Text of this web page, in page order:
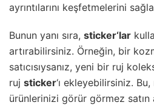
ayrıntılarını keşfetmelerini
Bunun yanı sıra, sticker‘lar
artırabilirsiniz. Örneğin, bir
satıcısıysanız, yeni bir ruj
ruj sticker‘ı ekleyebilirsiniz.
ürünlerinizi görür görmez satın